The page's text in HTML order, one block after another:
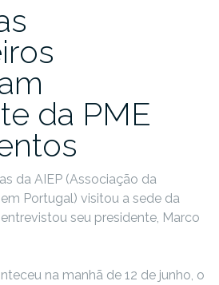
da PME
da AIEP (Associação da
Portugal) visitou a sede da
seu presidente, Marco
na manhã de 12 de junho, o